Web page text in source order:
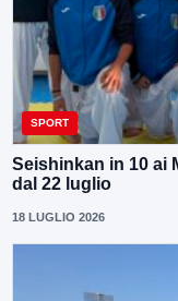
SPORT
Seishinkan in 10 ai
dal 22 luglio
18 LUGLIO 2026